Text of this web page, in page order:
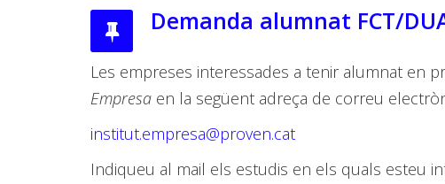
Demanda alumnat FCT/
Les empreses interessades a tenir alumnat en
Empresa en la següent adreça de correu
institut.empresa@proven.cat
Indiqueu al mail els estudis en els quals esteu